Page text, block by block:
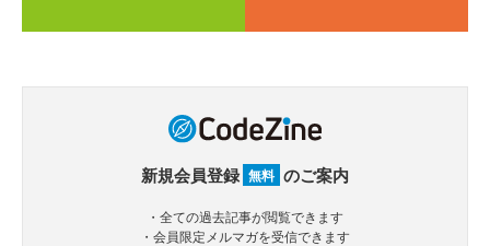
新規会員登録 無料 のご案内
・全ての過去記事が閲覧できます
・会員限定メルマガを受信できます